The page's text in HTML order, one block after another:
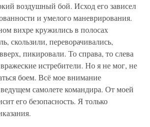
воздушный бой. Исход его зависел
и умелого маневрирования.
вихре кружились в полосах
скользили, переворачивались,
пикировали. То справа, то слева
истребители. Но я не мог, не
боем. Всё мое внимание
самолете командира. От моей
его безопасность. Я только